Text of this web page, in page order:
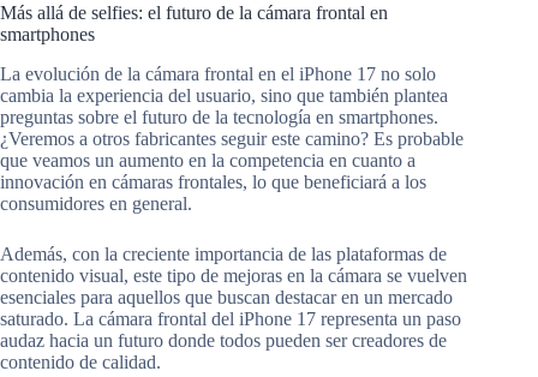
Más allá de selfies: el futuro de la cámara frontal en
smartphones
La evolución de la cámara frontal en el iPhone 17 no solo
cambia la experiencia del usuario, sino que también plantea
preguntas sobre el futuro de la tecnología en smartphones.
¿Veremos a otros fabricantes seguir este camino? Es probable
que veamos un aumento en la competencia en cuanto a
innovación en cámaras frontales, lo que beneficiará a los
consumidores en general.
Además, con la creciente importancia de las plataformas de
contenido visual, este tipo de mejoras en la cámara se vuelven
esenciales para aquellos que buscan destacar en un mercado
saturado. La cámara frontal del iPhone 17 representa un paso
audaz hacia un futuro donde todos pueden ser creadores de
contenido de calidad.